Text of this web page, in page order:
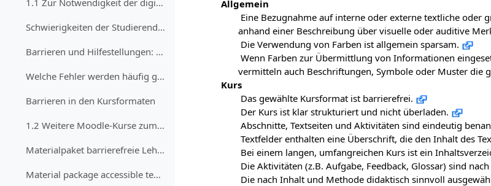
1.1 Zur Notwendigkeit der digitalen Barrierefreihe...
Schwierigkeiten der Studierenden mit Moodle
Barrieren und Hilfestellungen: eine Auflistung von Beispielen
Welche Fehler werden häufig gemacht?
Barrieren in den Kursformaten
1.2 Weitere Moodle-Kurse zum Thema digitale Barrie...
Materialpaket barrierefreie Lehre
Material package accessible teaching
Allgemein
Eine Bezugnahme auf interne oder externe textliche
anhand einer Beschreibung über visuelle oder auditive
Die Verwendung von Farben ist allgemein sparsam.
Wenn Farben zur Übermittlung von Informationen
vermitteln auch Beschriftungen, Symbole oder Muster die
Kurs
Das gewählte Kursformat ist barrierefrei.
Der Kurs ist klar strukturiert und nicht überladen.
Abschnitte, Textseiten und Aktivitäten sind eindeutig
Textfelder enthalten eine Überschrift, die den Inhalt des
Bei einem langen, umfangreichen Kurs ist ein
Die Aktivitäten (z.B. Aufgabe, Feedback, Glossar) sind
Die nach Inhalt und Methode didaktisch sinnvoll